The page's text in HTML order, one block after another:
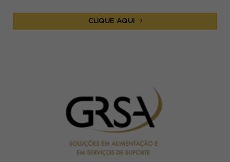
CLIQUE AQUI